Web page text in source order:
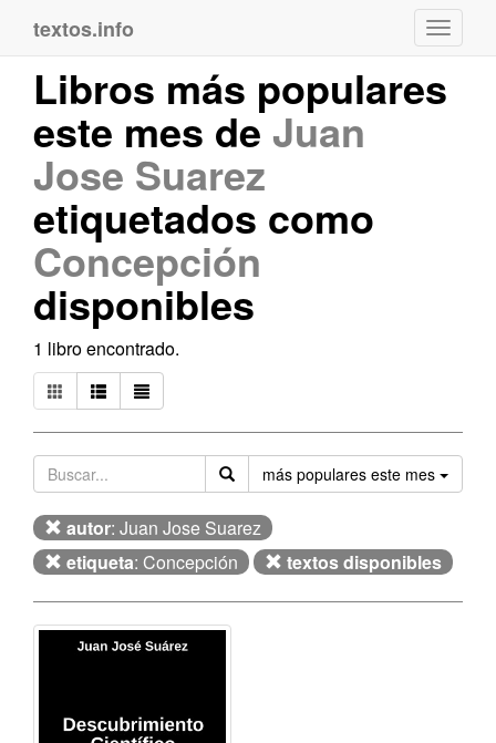
textos.info
Libros más populares
este mes deJuan
Jose Suarez
etiquetados como
Concepción
disponibles
1 libro encontrado.
más populares este mes
autor: Juan Jose Suarez
etiqueta: Concepción textos disponibles